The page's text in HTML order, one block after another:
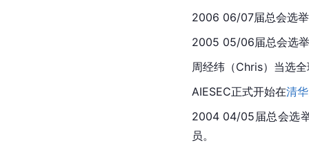
2006 06/07届总会选
2005 05/06届总会选
周经纬（Chris）当选
AIESEC正式开始在清
2004 04/05届总会选
员。